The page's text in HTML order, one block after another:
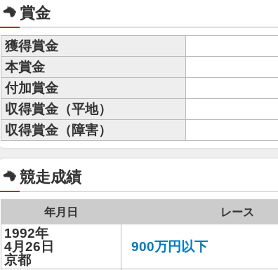
賞金
獲得賞金
本賞金
付加賞金
収得賞金（平地）
収得賞金（障害）
競走成績
年月日 レース
1992年
4月26日
京都
900万円以下